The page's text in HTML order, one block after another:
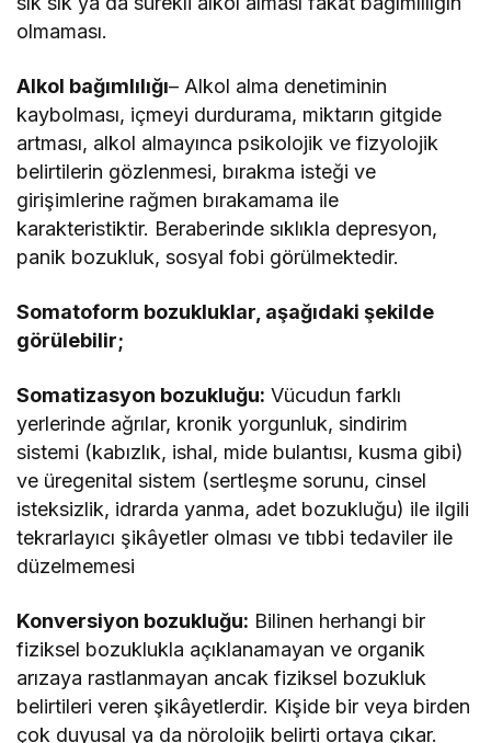
olmaması.
Alkol bağımlılığı– Alkol alma denetiminin
kaybolması, içmeyi durdurama, miktarın gitgide
artması, alkol almayınca psikolojik ve fizyolojik
belirtilerin gözlenmesi, bırakma isteği ve
girişimlerine rağmen bırakamama ile
karakteristiktir. Beraberinde sıklıkla depresyon,
panik bozukluk, sosyal fobi görülmektedir.
Somatoform bozukluklar, aşağıdaki şekilde
görülebilir;
Somatizasyon bozukluğu: Vücudun farklı
yerlerinde ağrılar, kronik yorgunluk, sindirim
sistemi (kabızlık, ishal, mide bulantısı, kusma gibi)
ve üregenital sistem (sertleşme sorunu, cinsel
isteksizlik, idrarda yanma, adet bozukluğu) ile ilgili
tekrarlayıcı şikâyetler olması ve tıbbi tedaviler ile
düzelmemesi
Konversiyon bozukluğu: Bilinen herhangi bir
fiziksel bozuklukla açıklanamayan ve organik
arızaya rastlanmayan ancak fiziksel bozukluk
belirtileri veren şikâyetlerdir. Kişide bir veya birden
çok duyusal ya da nörolojik belirti ortaya çıkar.